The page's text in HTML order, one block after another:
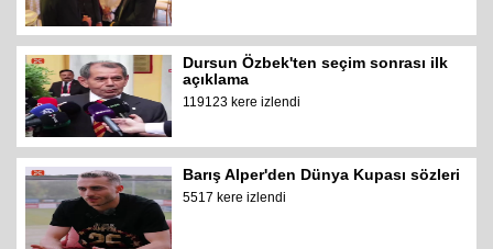
Dursun Özbek'ten seçim sonrası ilk
açıklama
119123 kere izlendi
Barış Alper'den Dünya Kupası sözleri
5517 kere izlendi